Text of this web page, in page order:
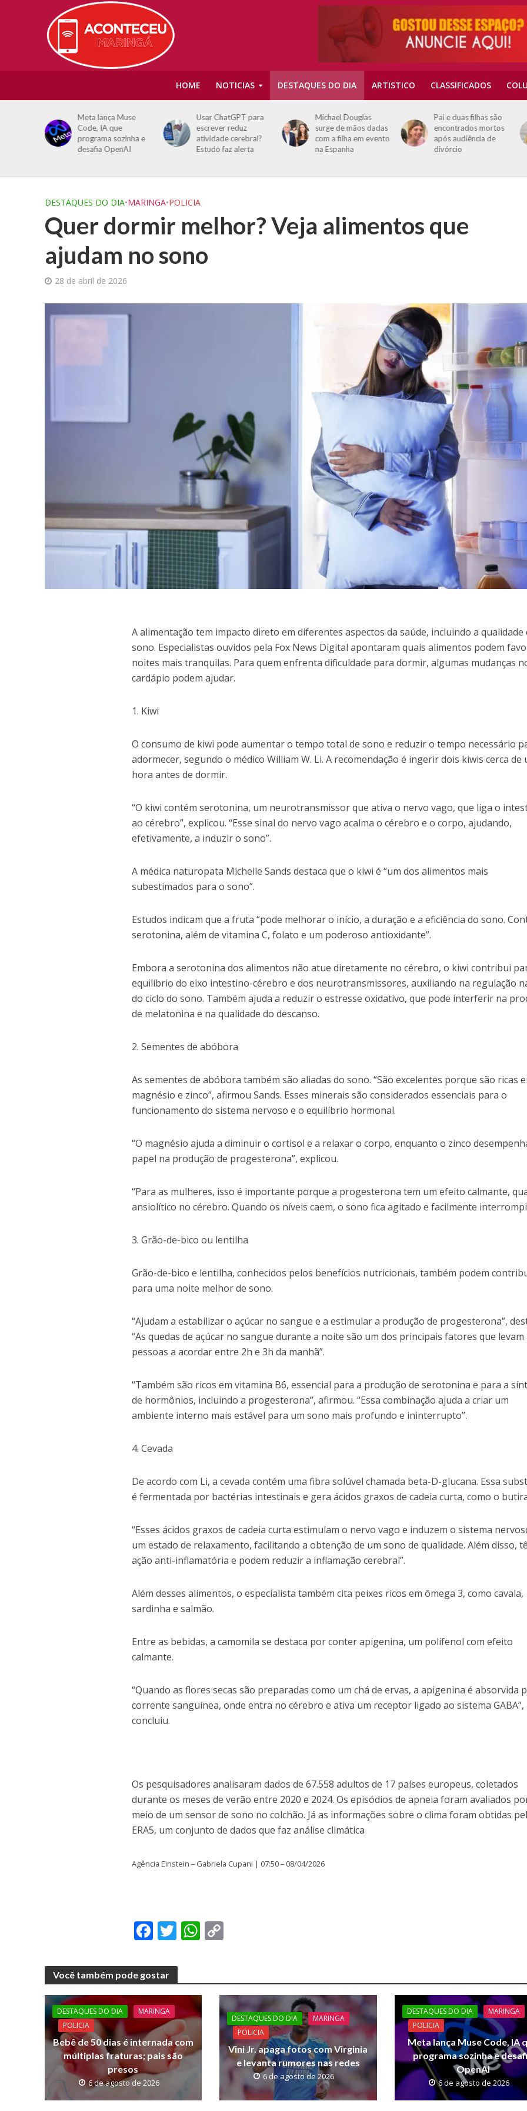
HOME NOTICIAS DESTAQUES DO DIA ARTISTICO CLASSIFICADOS
Meta lança Muse
Code, IA que
programa sozinha e
desafia OpenAI
Usar ChatGPT para
escrever reduz
atividade cerebral?
Estudo faz alerta
Michael Douglas
surge de mãos dadas
com a filha em evento
na Espanha
Pai e duas filhas são
encontrados mortos
após audiência de
divórcio
DESTAQUES DO DIA•MARINGA•POLICIA
Quer dormir melhor? Veja alimentos que
ajudam no sono
28 de abril de 2026
Aalimentação tem impacto direto em diferentes aspectos da saúde, incluindo a qualidade
sono. Especialistas ouvidos pela Fox News Digital apontaram quais alimentos podem
noites mais tranquilas. Para quem enfrenta dificuldade para dormir, algumas mudanças
cardápio podem ajudar.
1. Kiwi
O consumo de kiwi pode aumentar o tempo total de sono e reduzir o tempo necessário
adormecer, segundo o médico William W. Li. A recomendação é ingerir dois kiwis cerca de
hora antes de dormir.
“O kiwi contém serotonina, um neurotransmissor que ativa o nervo vago, que liga o
ao cérebro”, explicou. “Esse sinal do nervo vago acalma o cérebro e o corpo, ajudando,
efetivamente, a induzir o sono”.
A médica naturopata Michelle Sands destaca que o kiwi é “um dos alimentos mais
subestimados para o sono”.
Estudos indicam que a fruta “pode melhorar o início, a duração e a eficiência do sono.
serotonina, além de vitamina C, folato e um poderoso antioxidante”.
Embora a serotonina dos alimentos não atue diretamente no cérebro, o kiwi contribui
equilíbrio do eixo intestino-cérebro e dos neurotransmissores, auxiliando na regulação
do ciclo do sono. Também ajuda a reduzir o estresse oxidativo, que pode interferir na
de melatonina e na qualidade do descanso.
2. Sementes de abóbora
As sementes de abóbora também são aliadas do sono. “São excelentes porque são ricas
magnésio e zinco”, afirmou Sands. Esses minerais são considerados essenciais para o
funcionamento do sistema nervoso e o equilíbrio hormonal.
“O magnésio ajuda a diminuir o cortisol e a relaxar o corpo, enquanto o zinco
papel na produção de progesterona”, explicou.
“Para as mulheres, isso é importante porque a progesterona tem um efeito calmante,
ansiolítico no cérebro. Quando os níveis caem, o sono fica agitado e facilmente
3. Grão-de-bico ou lentilha
Grão-de-bico e lentilha, conhecidos pelos benefícios nutricionais, também podem
para uma noite melhor de sono.
“Ajudam a estabilizar o açúcar no sangue e a estimular a produção de progesterona”,
“As quedas de açúcar no sangue durante a noite são um dos principais fatores que levam
pessoas a acordar entre 2h e 3h da manhã”.
“Também são ricos em vitamina B6, essencial para a produção de serotonina e para a
de hormônios, incluindo a progesterona”, afirmou. “Essa combinação ajuda a criar um
ambiente interno mais estável para um sono mais profundo e ininterrupto”.
4. Cevada
De acordo com Li, a cevada contém uma fibra solúvel chamada beta-D-glucana. Essa
é fermentada por bactérias intestinais e gera ácidos graxos de cadeia curta, como o
“Esses ácidos graxos de cadeia curta estimulam o nervo vago e induzem o sistema
um estado de relaxamento, facilitando a obtenção de um sono de qualidade. Além disso,
ação anti-inflamatória e podem reduzir a inflamação cerebral”.
Além desses alimentos, o especialista também cita peixes ricos em ômega 3, como cavala,
sardinha e salmão.
Entre as bebidas, a camomila se destaca por conter apigenina, um polifenol com efeito
calmante.
“Quando as flores secas são preparadas como um chá de ervas, a apigenina é absorvida
corrente sanguínea, onde entra no cérebro e ativa um receptor ligado ao sistema GABA”,
concluiu.
Os pesquisadores analisaram dados de 67.558 adultos de 17 países europeus, coletados
durante os meses de verão entre 2020 e 2024. Os episódios de apneia foram avaliados
meio de um sensor de sono no colchão. Já as informações sobre o clima foram obtidas
ERA5, um conjunto de dados que faz análise climática
Agência Einstein – Gabriela Cupani | 07:50 – 08/04/2026
F
e
b
o
o
k
T
itt
er
W
s
A
p
p
y
Li
n
k
Você também pode gostar
DESTAQUES DO DIA
MARINGA
POLICIA
Bebê de 50 dias é internada com
múltiplas fraturas; pais são
presos
6 de agosto de 2026
DESTAQUES DO DIA
MARINGA
POLICIA
Vini Jr. apaga fotos com Virginia
e levanta rumores nas redes
6 de agosto de 2026
DESTAQUES DO DIA
MARINGA
POLICIA
Meta lança Muse Code, IA
programa sozinha e
OpenAI
6 de agosto de 2026